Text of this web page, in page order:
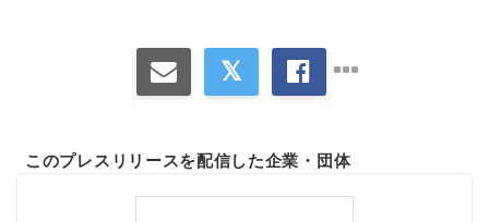
このプレスリリースを配信した企業・団体
Japanese